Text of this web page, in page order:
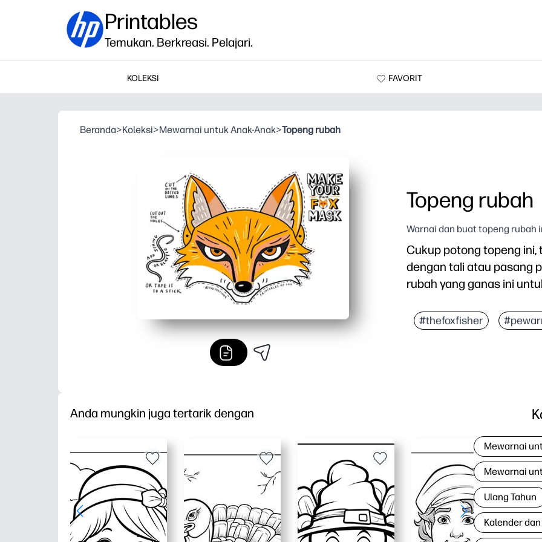
Printables
Temukan. Berkreasi. Pelajari.
KOLEKSI FAVORIT
Beranda>Koleksi>Mewarnai untuk Anak-Anak>Topeng rubah
Topeng rubah
Warnai dan buat topeng rubah
Cukup potong topeng
dengan tali atau pasang
rubah yang ganas ini
Kesenangan tanpa
#thefoxfisher
Anda mungkin juga tertarik dengan
Mewarnai
Mewarnai
Ulang Tahun
Kalender